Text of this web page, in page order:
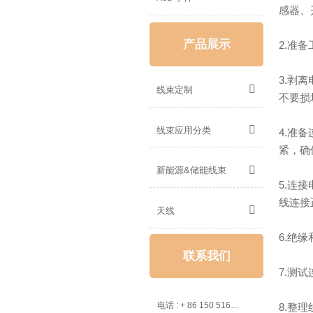
产品展示
线束定制 
线束应用分类 
新能源&储能线束 
天线 
联系我们
电话 : + 86 150 5162 5639
感器
2.准备
3.剥离
不要损
4.准备
紧，
5.连接
线连接
6.绝缘
7.测试
8.整理